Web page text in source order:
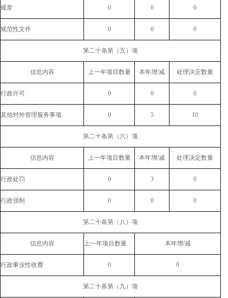
规章 0 0 0
规范性文件 0 0 0
第二十条第（五）项
信息内容 上一年项目数量 本年增/减 处理决定数量
行政许可 0 0 0
其他对外管理服务事项 0 5 10
第二十条第（六）项
信息内容 上一年项目数量 本年增/减 处理决定数量
行政处罚 0 3 0
行政强制 0 0 0
第二十条第（八）项
信息内容 上一年项目数量 本年增/减
行政事业性收费 0 0
第二十条第（九）项